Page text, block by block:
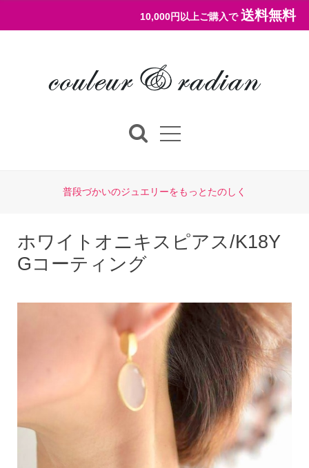
10,000円以上ご購入で 送料無料
普段づかいのジュエリーをもっとたのしく
ホワイトオニキスピアス/K18Y
Gコーティング